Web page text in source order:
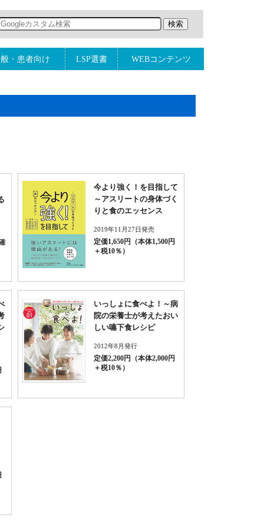
・患者向け LSP選書 WEBコンテンツ
今より強く！を目指して
～アスリートの身体づく
りと食のエッセンス
2019年11月27日発売
定価1,650円（本体1,500円
＋税10％）
いっしょに食べよ！～病
院の栄養士が考えたおい
しい嚥下食レシピ
2012年8月発行
定価2,200円（本体2,000円
＋税10％）